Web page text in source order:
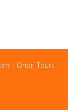
| Orion Tours -